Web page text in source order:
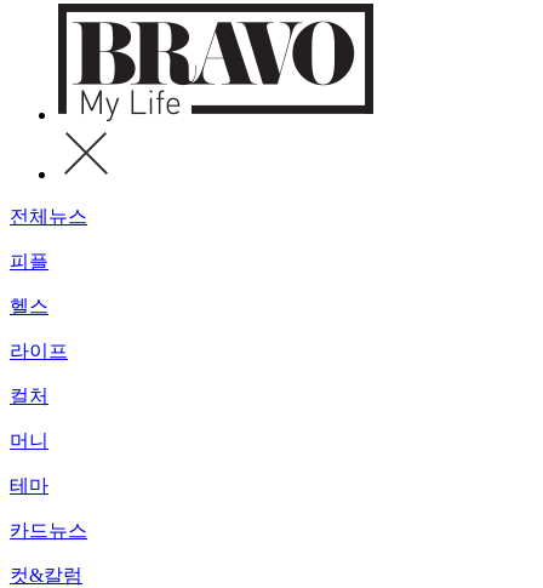
전체뉴스
피플
헬스
라이프
컬처
머니
테마
카드뉴스
컷&칼럼